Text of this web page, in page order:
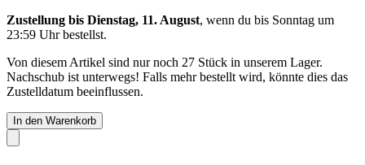
Zustellung bis Dienstag, 11. August, wenn du bis Sonntag um
23:59 Uhrbestellst.
Von diesem Artikel sind nur noch 27 Stück in unserem Lager.
Nachschub ist unterwegs! Falls mehr bestellt wird, könnte dies das
Zustelldatum beeinflussen.
In den Warenkorb